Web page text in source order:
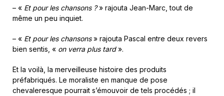
– « Et pour les chansons ?» rajouta Jean-Marc, tout de
même un peu inquiet.
– « Et pour les chansons» rajouta Pascal entre deux revers
bien sentis, « on verra plus tard».
Et la voilà, la merveilleuse histoire des produits
préfabriqués. Le moraliste en manque de pose
chevaleresque pourrait s’émouvoir de tels procédés ; il